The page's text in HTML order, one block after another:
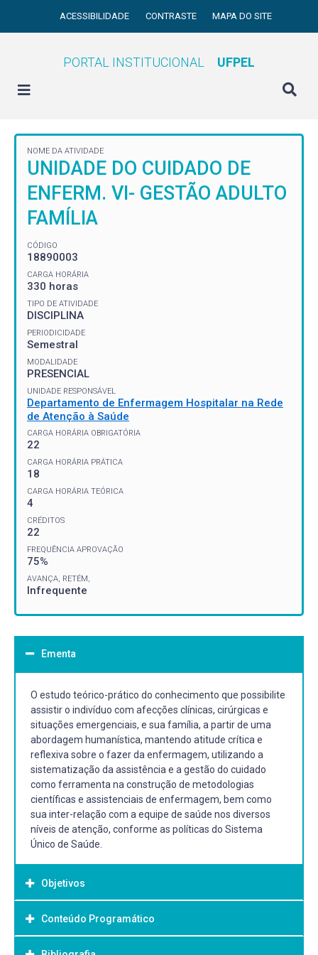
ACESSIBILIDADE CONTRASTE MAPA DO SITE
PORTAL INSTITUCIONAL UFPEL
NOME DA ATIVIDADE
UNIDADE DO CUIDADO DE
ENFERM. VI- GESTÃO ADULTO
FAMÍLIA
CÓDIGO
18890003
CARGA HORÁRIA
330 horas
TIPO DE ATIVIDADE
DISCIPLINA
PERIODICIDADE
Semestral
MODALIDADE
PRESENCIAL
UNIDADE RESPONSÁVEL
Departamento de Enfermagem Hospitalar na Rede
de Atenção à Saúde
CARGA HORÁRIA OBRIGATÓRIA
22
CARGA HORÁRIA PRÁTICA
18
CARGA HORÁRIA TEÓRICA
4
CRÉDITOS
22
FREQUÊNCIA APROVAÇÃO
75%
AVANÇA, RETÉM,
Infrequente
Ementa
O estudo teórico-prático do conhecimento que possibilite
assistir o indivíduo com afecções clínicas, cirúrgicas e
situações emergenciais, e sua família, a partir de uma
abordagem humanística, mantendo atitude crítica e
reflexiva sobre o fazer da enfermagem, utilizando a
sistematização da assistência e a gestão do cuidado
como ferramenta na construção de metodologias
científicas e assistenciais de enfermagem, bem como
sua inter-relação com a equipe de saúde nos diversos
níveis de atenção, conforme as políticas do Sistema
Único de Saúde.
Objetivos
Objetivo Geral:
Gerais
Conteúdo Programático